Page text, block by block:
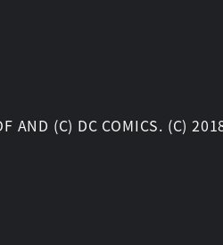
AND (C) DC COMICS. (C)